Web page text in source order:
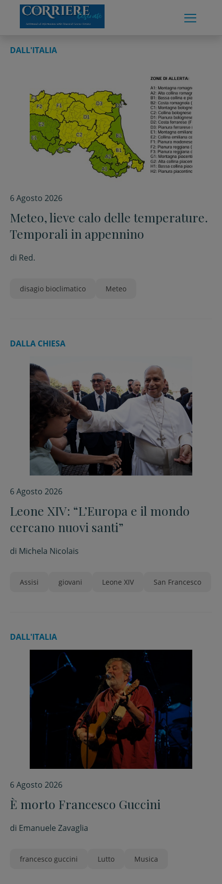
content
DALL'ITALIA
6 Agosto 2026
Meteo, lieve calo delle temperature.
Temporali in appennino
di Red.
disagio bioclimatico Meteo
DALLA CHIESA
6 Agosto 2026
Leone XIV: “L’Europa e il mondo
cercano nuovi santi”
di Michela Nicolais
Assisi giovani Leone XIV San Francesco
DALL'ITALIA
6 Agosto 2026
È morto Francesco Guccini
di Emanuele Zavaglia
francesco guccini Lutto Musica